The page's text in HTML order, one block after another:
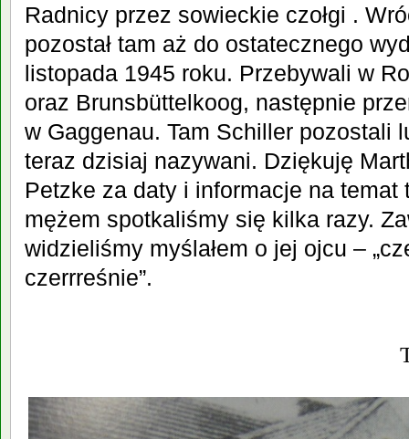
Radnicy przez sowieckie czołgi .
pozostał tam aż do ostatecznego
listopada 1945 roku. Przebywali w
oraz Brunsbüttelkoog, następnie
w Gaggenau. Tam Schiller pozostali
teraz dzisiaj nazywani. Dziękuję
Petzke za daty i informacje na temat
mężem spotkaliśmy się kilka razy.
widzieliśmy myślałem o jej ojcu –
czerrreśnie”.